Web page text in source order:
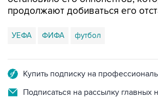
продолжают добиваться его
УЕФА ФИФА футбол
Купить подписку на
Подписаться на рассылку главных